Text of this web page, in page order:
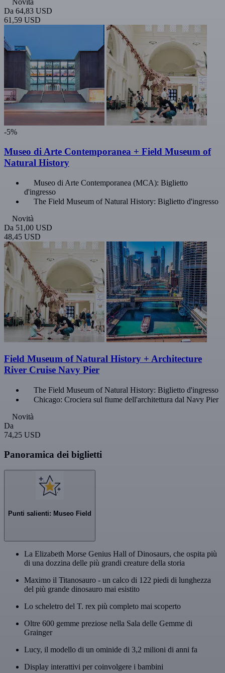
Novità
Da 64,83 USD
61,59 USD
-5%
Museo di Arte Contemporanea + Field Museum of
Natural History
Museo di Arte Contemporanea (MCA): Biglietto
d'ingresso
The Field Museum of Natural History: Biglietto d'ingresso
Novità
Da 51,00 USD
48,45 USD
Field Museum of Natural History + Architecture
River Cruise Navy Pier
The Field Museum of Natural History: Biglietto d'ingresso
Chicago: Crociera sul fiume dell'architettura dal Navy Pier
Novità
Da
74,25 USD
Panoramica dei biglietti
Punti salienti: Museo Field
La Elizabeth Morse Genius Hall of Dinosaurs, che ospita più
di una dozzina delle più grandi creature della storia
Maximo il Titanosauro - un calco di 122 piedi di lunghezza
del più grande dinosauro mai esistito
Lo scheletro del T. rex più completo mai scoperto
Oltre 600 gemme preziose nella Sala delle Gemme di
Grainger
Lucy, il modello di un ominide di 3,2 milioni di anni fa
Display interattivi per coinvolgere i bambini